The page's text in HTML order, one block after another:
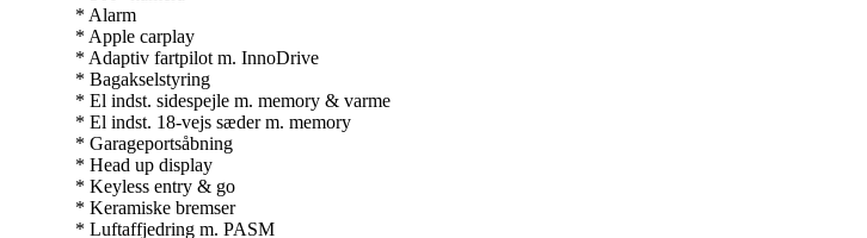
* Alarm
* Apple carplay
* Adaptiv fartpilot m. InnoDrive
* Bagakselstyring
* El indst. sidespejle m. memory & varme
* El indst. 18-vejs sæder m. memory
* Garageportsåbning
* Head up display
* Keyless entry & go
* Keramiske bremser
* Luftaffjedring m. PASM